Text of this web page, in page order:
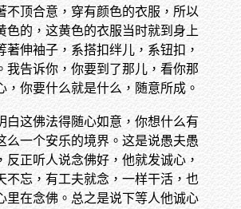
不顶合意，穿有颜色的衣服，所以
色的，这黄色的衣服当时就到身上
著伸袖子，系搭扣绊儿，系钮扣，
我告诉你，你要到了那儿，看你那
，你要什么就是什么，随意所成。
白这佛法得随心如意，你想什么有
么一个安乐的境界。这是说愚夫愚
反正听人说念佛好，他就发诚心，
不忘，有工夫就念，一样干活，也
里在念佛。总之是说下等人他诚心